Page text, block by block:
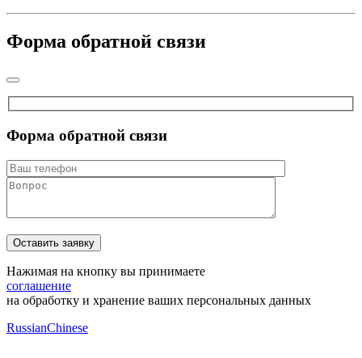
Форма обратной связи
Форма обратной связи
Нажимая на кнопку вы принимаете
соглашение
на обработку и хранение ваших персональных данных
RussianChinese